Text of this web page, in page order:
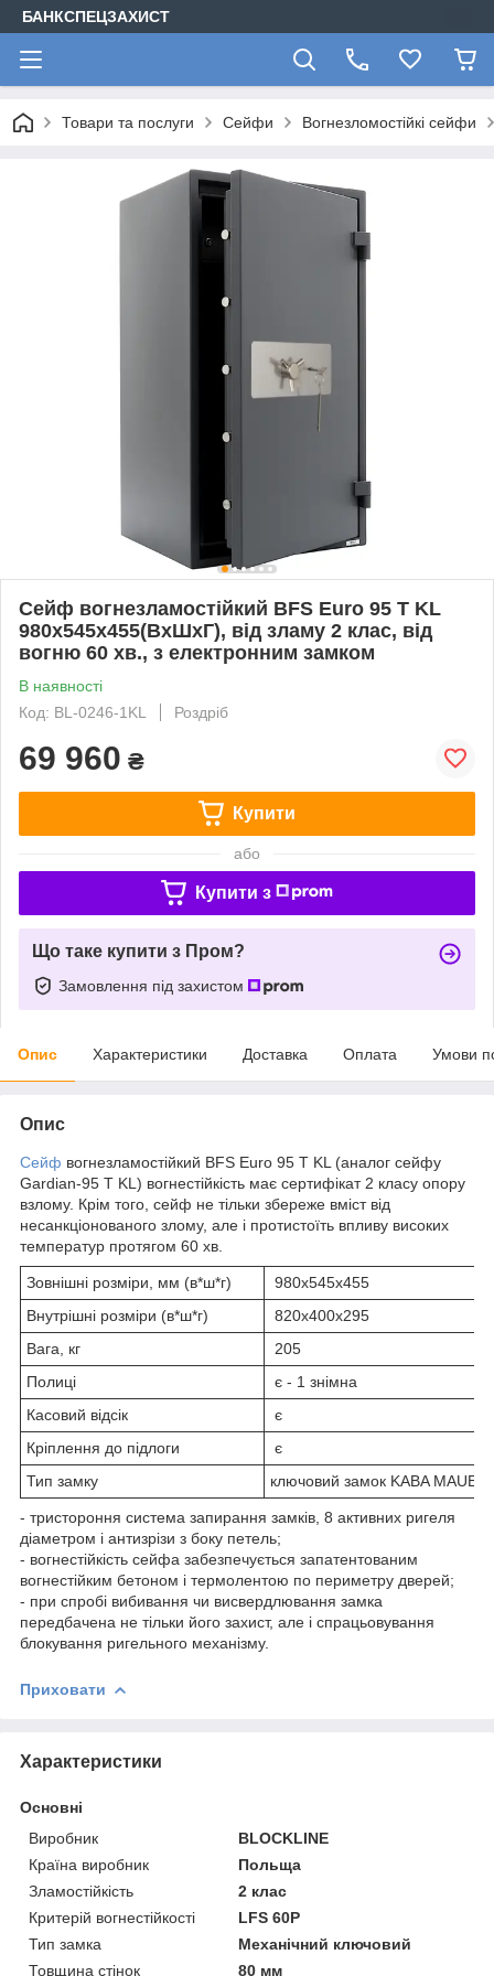
БАНКСПЕЦЗАХИСТ
Товари та послуги Сейфи Вогнезломостійкі сейфи
Сейф вогнезламостійкий BFS Euro 95 T KL
980x545x455(ВхШхГ), від зламу 2 клас, від
вогню 60 хв., з електронним замком
В наявності
Код: BL-0246-1KL
Роздріб
69 960 ₴
Купити
або
Купити з
Що таке купити з Пром?
Замовлення під захистом
Опис Характеристики Доставка Оплата Умови
Опис
Сейф вогнезламостійкий BFS Euro 95 T KL (аналог сейфу
Gardian-95 T KL) вогнестійкість має сертифікат 2 класу опору
взлому. Крім того, сейф не тільки збереже вміст від
несанкціонованого злому, але і протистоїть впливу високих
температур протягом 60 хв.
Зовнішні розміри, мм (в*ш*г)
980x545x455
Внутрішні розміри (в*ш*г)
820x400x295
Вага, кг
205
Полиці
є - 1 знімна
Касовий відсік
є
Кріплення до підлоги
є
Тип замку
ключовий замок KABA MAUER
- тристороння система запирання замків, 8 активних ригеля
діаметром і антизрізи з боку петель;
- вогнестійкість сейфа забезпечується запатентованим
вогнестійким бетоном і термолентою по периметру дверей;
- при спробі вибивання чи висвердлювання замка
передбачена не тільки його захист, але і спрацьовування
блокування ригельного механізму.
Приховати
Характеристики
Основні
Виробник
BLOCKLINE
Країна виробник
Польща
Зламостійкість
2 клас
Критерій вогнестійкості
LFS 60P
Тип замка
Механічний ключовий
Товщина стінок
80 мм